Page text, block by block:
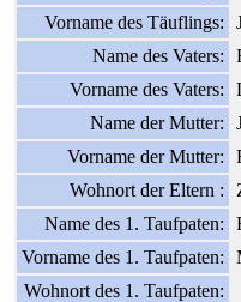
Vorname des Täuflings:
Name des Vaters:
Vorname des Vaters:
Name der Mutter:
Vorname der Mutter:
Wohnort der Eltern :
Name des 1. Taufpaten:
Vorname des 1. Taufpaten:
Wohnort des 1. Taufpaten: